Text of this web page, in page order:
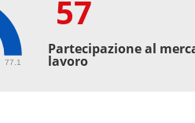
77.1
57
Partecipazione al
lavoro